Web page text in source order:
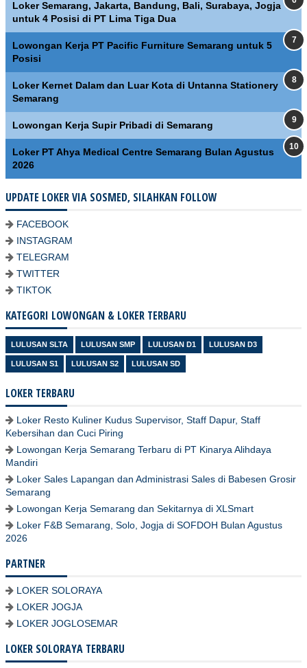
Loker Semarang, Jakarta, Bandung, Bali, Surabaya, Jogja
untuk 4 Posisi di PT Lima Tiga Dua
Lowongan Kerja PT Pacific Furniture Semarang untuk 5
Posisi
Loker Kernet Dalam dan Luar Kota di Untanna Stationery
Semarang
Lowongan Kerja Supir Pribadi di Semarang
Loker PT Ahya Medical Centre Semarang Bulan Agustus
2026
UPDATE LOKER VIA SOSMED, SILAHKAN FOLLOW
FACEBOOK
INSTAGRAM
TELEGRAM
TWITTER
TIKTOK
KATEGORI LOWONGAN & LOKER TERBARU
LULUSAN SLTA LULUSAN SMP LULUSAN D1 LULUSAN D3
LULUSAN S1 LULUSAN S2 LULUSAN SD
LOKER TERBARU
Loker Resto Kuliner Kudus Supervisor, Staff Dapur, Staff
Kebersihan dan Cuci Piring
Lowongan Kerja Semarang Terbaru di PT Kinarya Alihdaya
Mandiri
Loker Sales Lapangan dan Administrasi Sales di Babesen Grosir
Semarang
Lowongan Kerja Semarang dan Sekitarnya di XLSmart
Loker F&B Semarang, Solo, Jogja di SOFDOH Bulan Agustus
2026
PARTNER
LOKER SOLORAYA
LOKER JOGJA
LOKER JOGLOSEMAR
LOKER SOLORAYA TERBARU